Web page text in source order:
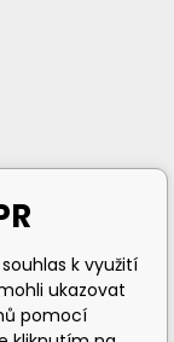
k využití
ukazovat
pomocí